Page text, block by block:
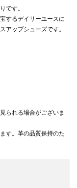
です。
するデイリーユースに
アップシューズです。
られる場合がございま
す。革の品質保持のた